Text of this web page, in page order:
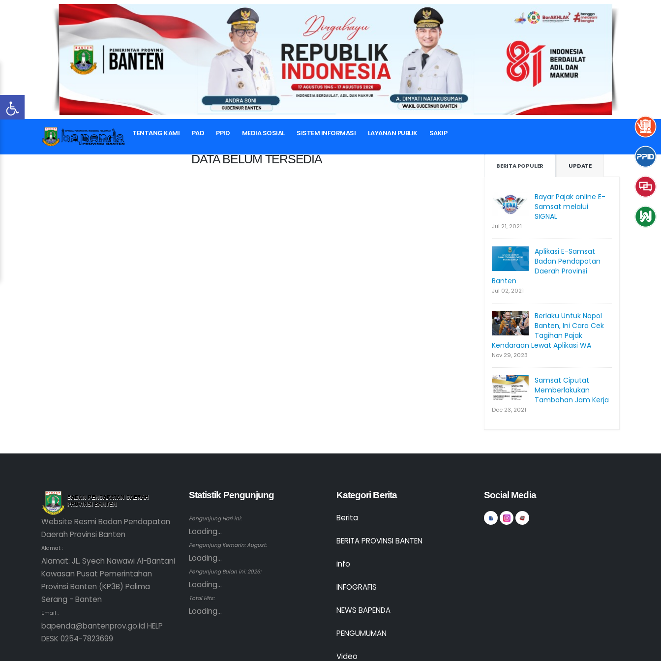
TENTANG KAMI PAD PPID MEDIA SOSIAL SISTEM INFORMASI LAYANAN PUBLIK SAKIP
BERANDA
DATA BELUM TERSEDIA
BERITA POPULER UPDATE
Bayar Pajak online E-
Samsat melalui
SIGNAL
Jul 21, 2021
Aplikasi E-Samsat
Badan Pendapatan
Daerah Provinsi
Banten
Jul 02, 2021
Berlaku Untuk Nopol
Banten, Ini Cara Cek
Tagihan Pajak
Kendaraan Lewat Aplikasi WA
Nov 29, 2023
Samsat Ciputat
Memberlakukan
Tambahan Jam Kerja
Dec 23, 2021
Website Resmi Badan Pendapatan
Daerah Provinsi Banten
Alamat :
Alamat: JL. Syech Nawawi Al-Bantani
Kawasan Pusat Pemerintahan
Provinsi Banten (KP3B) Palima
Serang - Banten
Email :
bapenda@bantenprov.go.id HELP
DESK 0254-7823699
Statistik Pengunjung
Pengunjung Hari ini:
Loading...
Pengunjung Kemarin: August:
Loading...
Pengunjung Bulan ini: 2026:
Loading...
Total Hits:
Loading...
Kategori Berita
Berita
BERITA PROVINSI BANTEN
info
INFOGRAFIS
NEWS BAPENDA
PENGUMUMAN
Video
Social Media